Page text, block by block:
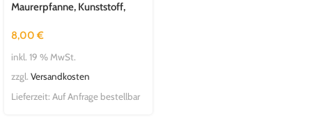
Maurerpfanne, Kunststoff,
mm
8,00€
inkl. 19 % MwSt.
zzgl. Versandkosten
Lieferzeit: Auf Anfrage bestellbar